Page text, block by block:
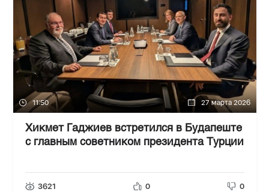
11:50 27 марта 2026
Хикмет Гаджиев встретился в Будапеште
с главным советником президента Турции
3621 0 0